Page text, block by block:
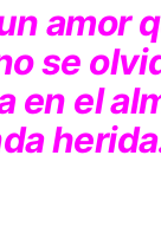
amor
se
en el